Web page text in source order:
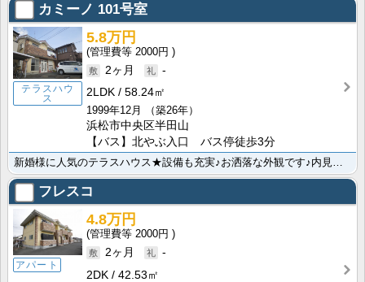
カミーノ 101号室
テラスハウ
ス
5.8万円
2000円
2ヶ月
-
2LDK
58.24㎡
1999年12月
（築26年）
浜松市中央区半田山
【バス】北やぶ入口 バス停徒歩3分
新婚様に人気のテラスハウス★設備も充実♪お洒落な外観です♪内見できますので、ぜひ実際にご覧ください！
フレスコ
アパート
4.8万円
2000円
2ヶ月
-
2DK
42.53㎡